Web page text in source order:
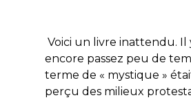
Voici un livre inattendu. Il
encore passez peu de
terme de « mystique »
perçu des milieux